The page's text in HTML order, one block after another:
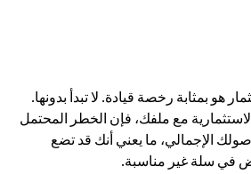
هو بمثابة رخصة قيادة. لا تبدأ بدونها.
مع ملفك، فإن الخطر المحتمل
الإجمالي، ما يعني أنك قد تضع
في سلة غير مناسبة.